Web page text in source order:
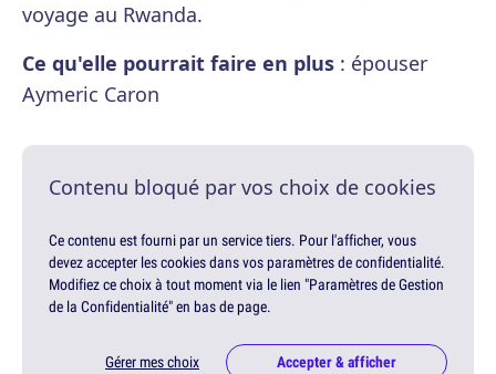
voyage au Rwanda.
Ce qu'elle pourrait faire en plus : épouser
Aymeric Caron
Contenu bloqué par vos choix de cookies
Ce contenu est fourni par un service tiers. Pour l'afficher, vous
devez accepter les cookies dans vos paramètres de confidentialité.
Modifiez ce choix à tout moment via le lien "Paramètres de Gestion
de la Confidentialité" en bas de page.
Gérer mes choix Accepter & afficher